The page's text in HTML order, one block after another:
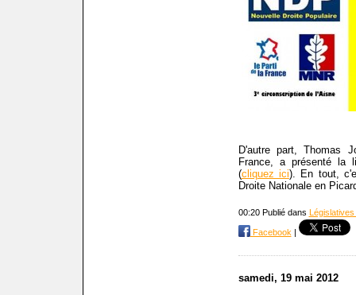
D'autre part, Thomas
France, a présenté la
(cliquez ici). En tout,
Droite Nationale en
00:20 Publié dans
Facebook|
samedi, 19 mai 2012